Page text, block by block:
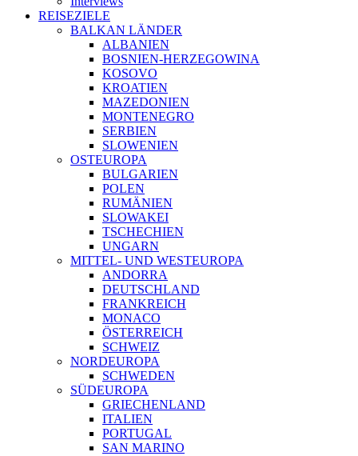
REISEZIELE
BALKAN LÄNDER
ALBANIEN
BOSNIEN-HERZEGOWINA
KOSOVO
KROATIEN
MAZEDONIEN
MONTENEGRO
SERBIEN
SLOWENIEN
OSTEUROPA
BULGARIEN
POLEN
RUMÄNIEN
SLOWAKEI
TSCHECHIEN
UNGARN
MITTEL- UND WESTEUROPA
ANDORRA
DEUTSCHLAND
FRANKREICH
MONACO
ÖSTERREICH
SCHWEIZ
NORDEUROPA
SCHWEDEN
SÜDEUROPA
GRIECHENLAND
ITALIEN
PORTUGAL
SAN MARINO